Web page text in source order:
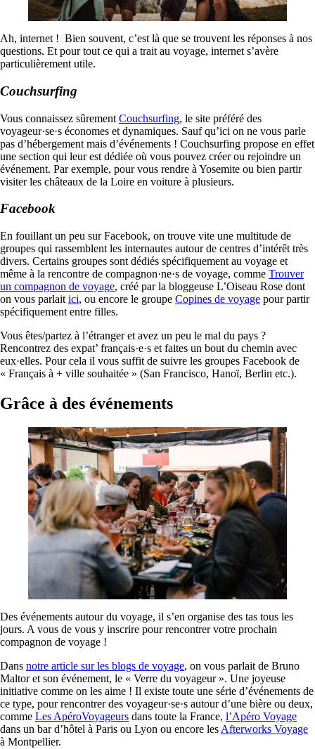
Ah, internet ! Bien souvent, c’est là que se trouvent les réponses à nos
questions. Et pour tout ce qui a trait au voyage, internet s’avère
particulièrement utile.
Couchsurfing
Vous connaissez sûrement Couchsurfing, le site préféré des
voyageur·se·s économes et dynamiques. Sauf qu’ici on ne vous parle
pas d’hébergement mais d’événements ! Couchsurfing propose en effet
une section qui leur est dédiée où vous pouvez créer ou rejoindre un
événement. Par exemple, pour vous rendre à Yosemite ou bien partir
visiter les châteaux de la Loire en voiture à plusieurs.
Facebook
En fouillant un peu sur Facebook, on trouve vite une multitude de
groupes qui rassemblent les internautes autour de centres d’intérêt très
divers. Certains groupes sont dédiés spécifiquement au voyage et
même à la rencontre de compagnon·ne·s de voyage, comme Trouver
un compagnon de voyage, créé par la bloggeuse L’Oiseau Rose dont
on vous parlait ici, ou encore le groupe Copines de voyage pour partir
spécifiquement entre filles.
Vous êtes/partez à l’étranger et avez un peu le mal du pays ?
Rencontrez des expat’ français·e·s et faites un bout du chemin avec
eux·elles. Pour cela il vous suffit de suivre les groupes Facebook de
« Français à + ville souhaitée » (San Francisco, Hanoï, Berlin etc.).
Grâce à des événements
Des événements autour du voyage, il s’en organise des tas tous les
jours. A vous de vous y inscrire pour rencontrer votre prochain
compagnon de voyage !
Dans notre article sur les blogs de voyage, on vous parlait de Bruno
Maltor et son événement, le « Verre du voyageur ». Une joyeuse
initiative comme on les aime ! Il existe toute une série d’événements de
ce type, pour rencontrer des voyageur·se·s autour d’une bière ou deux,
comme Les ApéroVoyageurs dans toute la France, l’Apéro Voyage
dans un bar d’hôtel à Paris ou Lyon ou encore les Afterworks Voyage
à Montpellier.